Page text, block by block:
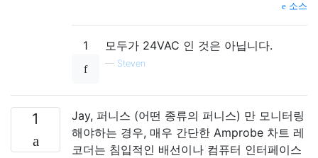
소스
1 모두가 24VAC 인 것은 아닙니다.
— Steven
1
Jay, 퍼니스 (어떤 종류의 퍼니스) 만 모니터링
해야하는 경우, 매우 간단한 Amprobe 차트 레
코더는 침입적인 배선이나 컴퓨터 인터페이스